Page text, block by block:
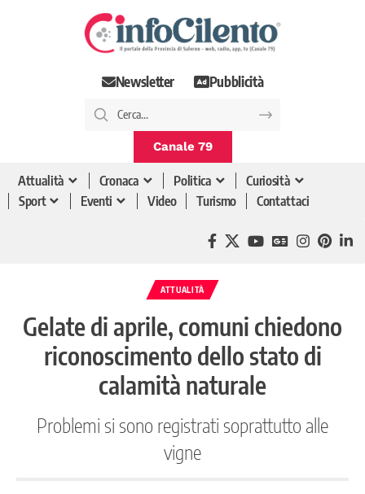
Newsletter Pubblicità
Canale 79
Attualità Cronaca Politica
Curiosità
Sport
Eventi Video Turismo Contattaci
ATTUALITÀ
Gelate di aprile, comuni chiedono
riconoscimento dello stato di
calamità naturale
Problemi si sono registrati soprattutto alle
vigne